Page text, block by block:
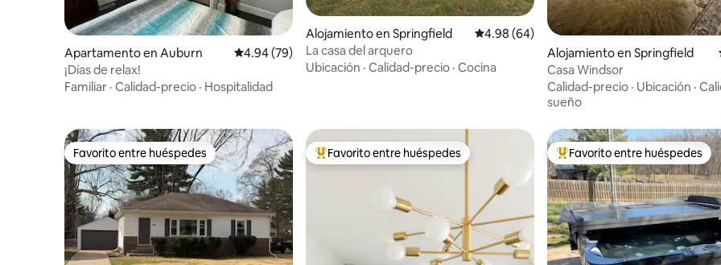
Apartamento en Auburn Calificación promedio: 4.94 de 5, 79 reseñas
4.94 (79)
¡Días de relax!
Familiar · Calidad-precio · Hospitalidad
Alojamiento en Springfield Calificación promedio: 4.98 de 5, 64 reseñas
4.98 (64)
La casa del arquero
Ubicación · Calidad-precio · Cocina
Alojamiento en Springfield
Casa Windsor
Calidad-precio · Ubicación ·
sueño
Favorito entre huéspedes
Favorito entre huéspedes Favorito entre huéspedes preferido
Favorito entre huéspedes Favorito entre huéspedes
Favorito entre huéspedes